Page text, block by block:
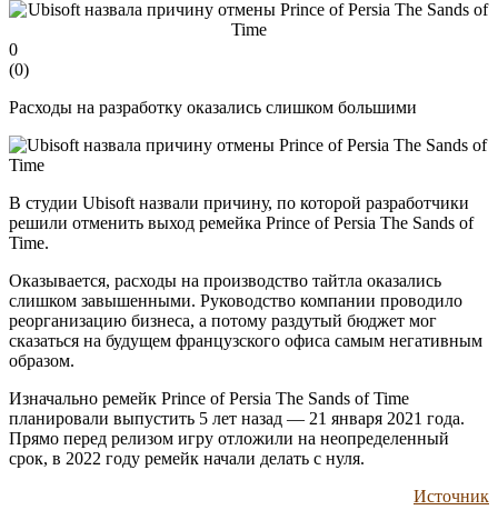
0
(0)
Расходы на разработку оказались слишком большими
В студии Ubisoft назвали причину, по которой разработчики
решили отменить выход ремейка Prince of Persia The Sands of
Time.
Оказывается, расходы на производство тайтла оказались
слишком завышенными. Руководство компании проводило
реорганизацию бизнеса, а потому раздутый бюджет мог
сказаться на будущем французского офиса самым негативным
образом.
Изначально ремейк Prince of Persia The Sands of Time
планировали выпустить 5 лет назад — 21 января 2021 года.
Прямо перед релизом игру отложили на неопределенный
срок, в 2022 году ремейк начали делать с нуля.
Источник